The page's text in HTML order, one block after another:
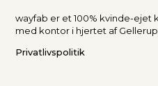
wayfab er et 100% kvinde-ejet
med kontor i hjertet af Gellerup.
Privatlivspolitik